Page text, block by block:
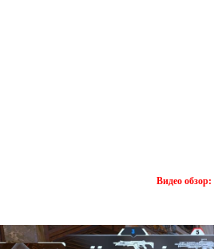
Видео обзор: